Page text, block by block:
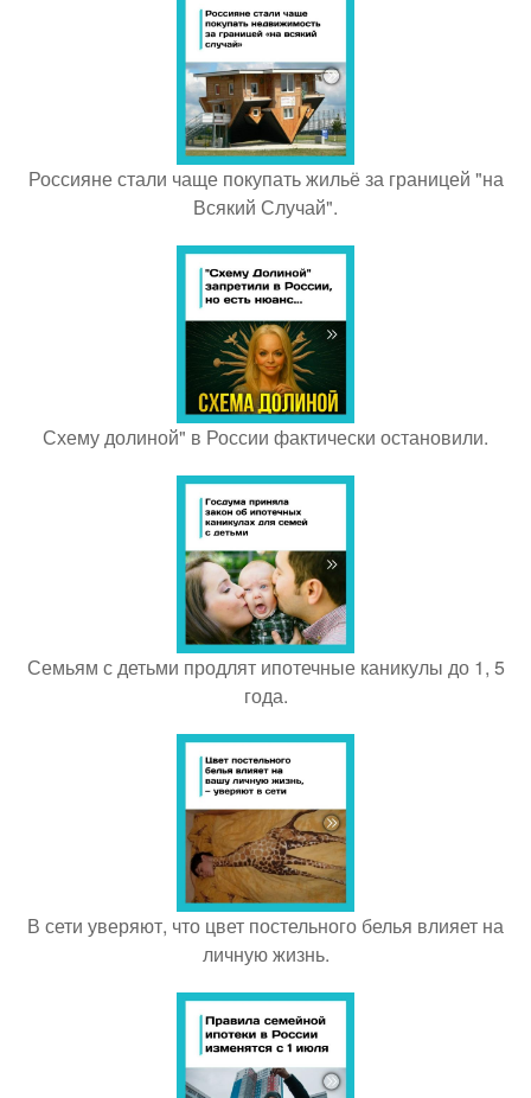
Россияне стали чаще покупать жильё за границей "на
Всякий Случай".
Схему долиной" в России фактически остановили.
Семьям с детьми продлят ипотечные каникулы до 1, 5
года.
В сети уверяют, что цвет постельного белья влияет на
личную жизнь.